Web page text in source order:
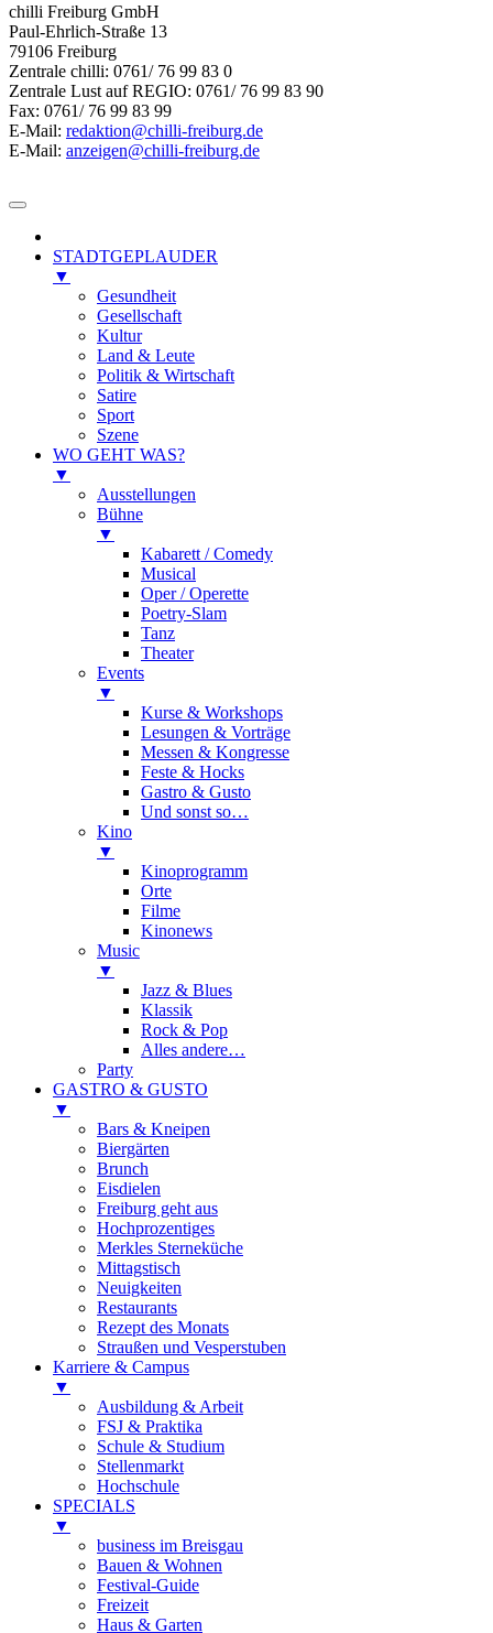
chilli Freiburg GmbH
Paul-Ehrlich-Straße 13
79106 Freiburg
Zentrale chilli: 0761/ 76 99 83 0
Zentrale Lust auf REGIO: 0761/ 76 99 83 90
Fax: 0761/ 76 99 83 99
E-Mail: redaktion@chilli-freiburg.de
E-Mail: anzeigen@chilli-freiburg.de
STADTGEPLAUDER
▼
Gesundheit
Gesellschaft
Kultur
Land & Leute
Politik & Wirtschaft
Satire
Sport
Szene
WO GEHT WAS?
▼
Ausstellungen
Bühne
▼
Kabarett / Comedy
Musical
Oper / Operette
Poetry-Slam
Tanz
Theater
Events
▼
Kurse & Workshops
Lesungen & Vorträge
Messen & Kongresse
Feste & Hocks
Gastro & Gusto
Und sonst so…
Kino
▼
Kinoprogramm
Orte
Filme
Kinonews
Music
▼
Jazz & Blues
Klassik
Rock & Pop
Alles andere…
Party
GASTRO & GUSTO
▼
Bars & Kneipen
Biergärten
Brunch
Eisdielen
Freiburg geht aus
Hochprozentiges
Merkles Sterneküche
Mittagstisch
Neuigkeiten
Restaurants
Rezept des Monats
Straußen und Vesperstuben
Karriere & Campus
▼
Ausbildung & Arbeit
FSJ & Praktika
Schule & Studium
Stellenmarkt
Hochschule
SPECIALS
▼
business im Breisgau
Bauen & Wohnen
Festival-Guide
Freizeit
Haus & Garten